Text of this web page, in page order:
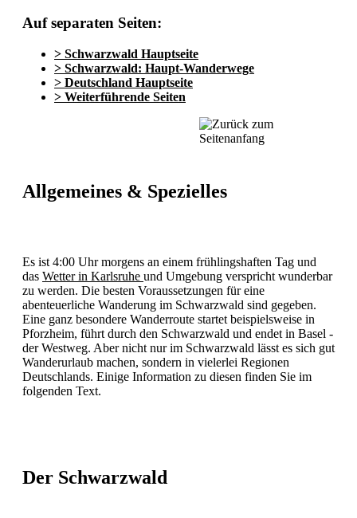
Auf separaten Seiten:
> Schwarzwald Hauptseite
> Schwarzwald: Haupt-Wanderwege
> Deutschland Hauptseite
> Weiterführende Seiten
Allgemeines & Spezielles
Es ist 4:00 Uhr morgens an einem frühlingshaften Tag und
das Wetter in Karlsruhe und Umgebung verspricht wunderbar
zu werden. Die besten Voraussetzungen für eine
abenteuerliche Wanderung im Schwarzwald sind gegeben.
Eine ganz besondere Wanderroute startet beispielsweise in
Pforzheim, führt durch den Schwarzwald und endet in Basel -
der Westweg. Aber nicht nur im Schwarzwald lässt es sich gut
Wanderurlaub machen, sondern in vielerlei Regionen
Deutschlands. Einige Information zu diesen finden Sie im
folgenden Text.
Der Schwarzwald